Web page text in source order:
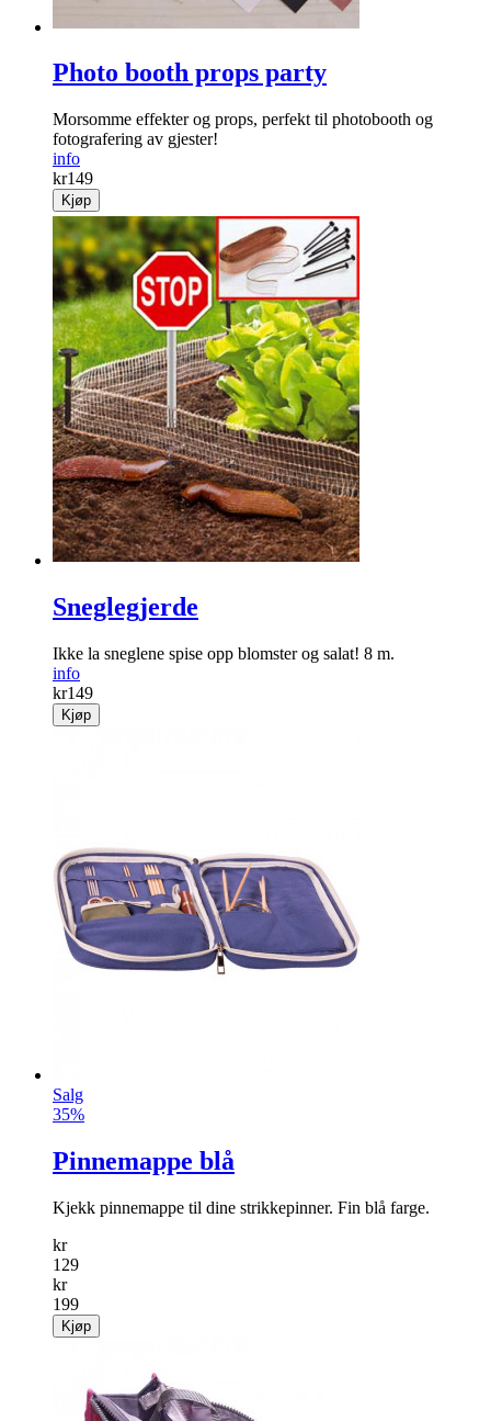
Photo booth props party
Morsomme effekter og props, perfekt til photobooth og
fotografering av gjester!
info
kr149
Kjøp
Sneglegjerde
Ikke la sneglene spise opp blomster og salat! 8 m.
info
kr149
Kjøp
Salg
35%
Pinnemappe blå
Kjekk pinnemappe til dine strikkepinner. Fin blå farge.
kr
129
kr
199
Kjøp